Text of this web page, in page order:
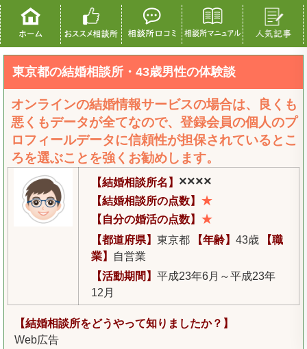
東京都の結婚相談所・43歳男性の体験談
オンラインの結婚情報サービスの場合は、良くも
悪くもデータが全てなので、登録会員の個人のプ
ロフィールデータに信頼性が担保されているとこ
ろを選ぶことを強くお勧めします。
【結婚相談所名】 ××××
【結婚相談所の点数】 ★
【自分の婚活の点数】 ★
【都道府県】 東京都 【年齢】 43歳
【職
業】
自営業
【活動期間】 平成23年6月～平成23年
12月
【結婚相談所をどうやって知りましたか？】
Web広告